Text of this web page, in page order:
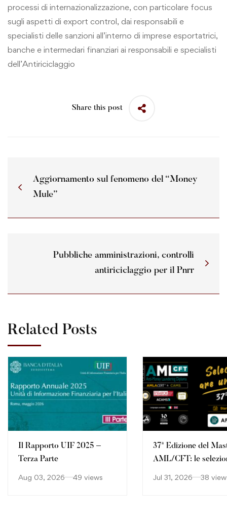
processi di internazionalizzazione, con particolare focus
sugli aspetti di export control, dai responsabili e
specialisti delle sanzioni all’interno di imprese esportatrici,
banche e intermedari finanziari ai responsabili e specialisti
dell’Antiriciclaggio
Share this post
Aggiornamento sul fenomeno del “Money
Mule”
Pubbliche amministrazioni, controlli
antiriciclaggio per il Pnrr
Related Posts
Il Rapporto UIF 2025 –
Terza Parte
Aug 03, 2026 49 views
37ª Edizione del
AML/CFT: le
Jul 31, 2026 38